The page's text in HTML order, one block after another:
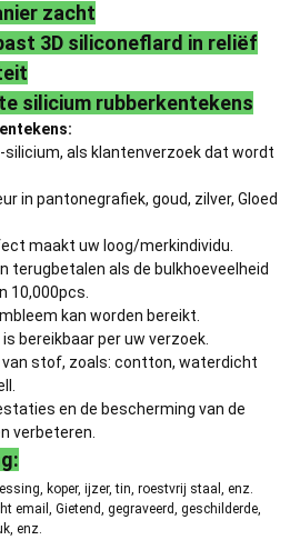
zacht
3D siliconeflard in reliëf
silicium rubberkentekens
silicium, als klantenverzoek dat wordt
in pantonegrafiek, goud, zilver, Gloed
maakt uw loog/merkindividu.
terugbetalen als de bulkhoeveelheid
10,000pcs.
kan worden bereikt.
bereikbaar per uw verzoek.
van stof, zoals: contton, waterdicht
en de bescherming van de
verbeteren.
koper, ijzer, tin, roestvrij staal, enz.
email, Gietend, gegraveerd, geschilderde,
enz.